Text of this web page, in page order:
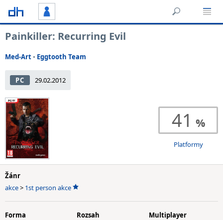
Painkiller: Recurring Evil
Med-Art • Eggtooth Team
PC 29.02.2012
41
Platformy
Žánr
akce> 1st person akce
Forma
Rozsah
Multiplayer